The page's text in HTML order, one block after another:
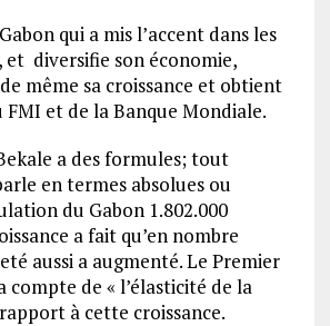
qui a mis l’accent dans les
diversifie son économie,
même sa croissance et obtient
FMI et de la Banque Mondiale.
a des formules; tout
en termes absolues ou
du Gabon 1.802.000
a fait qu’en nombre
aussi a augmenté. Le Premier
de « l’élasticité de la
à cette croissance.